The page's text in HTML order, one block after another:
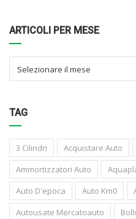
ARTICOLI PER MESE
Selezionare il mese
TAG
3 Cilindri Acquistare Auto
Ammortizzatori Auto
Auto D'epoca
Auto Km0
Autousate Mercatoauto